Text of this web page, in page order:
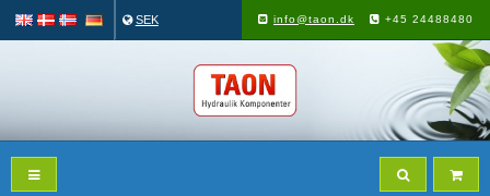
SEK info@taon.dk +45 24488480